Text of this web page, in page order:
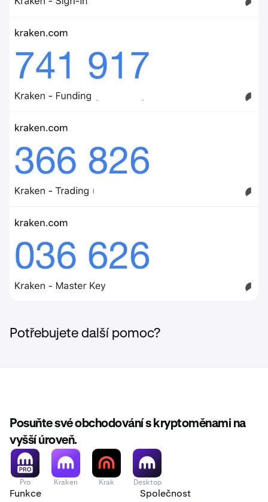
Potřebujete další pomoc?
Posuňte své obchodování s kryptoměnami na
vyšší úroveň.
Pro Kraken Krak Desktop
Funkce Společnost